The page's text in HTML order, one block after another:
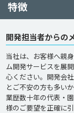
特徴
開発担当者からの
当社は、お客様へ親
ム開発サービスを展
心ください。開発会
とご不安の方も多い
業歴数十年の代表・
様のご要望を正確に